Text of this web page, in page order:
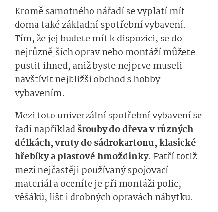
Kromě samotného nářadí se vyplatí mít
doma také základní spotřební vybavení.
Tím, že jej budete mít k dispozici, se do
nejrůznějších oprav nebo montáží můžete
pustit ihned, aniž byste nejprve museli
navštívit nejbližší obchod s hobby
vybavením.
Mezi toto univerzální spotřební vybavení se
řadí napříkladšrouby do dřeva v různých
délkách, vruty do sádrokartonu, klasické
hřebíky a plastové hmoždinky. Patří totiž
mezi nejčastěji používaný spojovací
materiál a oceníte je při montáži polic,
věšáků, lišt i drobných opravách nábytku.